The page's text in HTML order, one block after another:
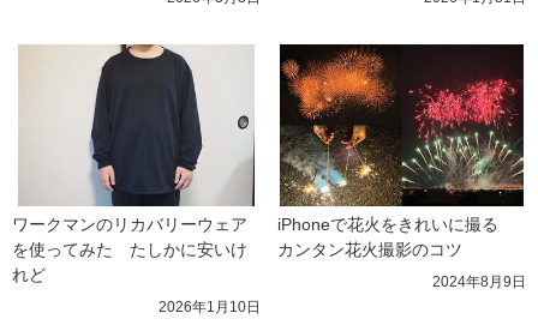
ワークマンのリカバリーウェア
を使ってみた　たしかに安いけ
れど
2026年1月10日
iPhoneで花火をきれいに撮る
カンタン花火撮影のコツ
2024年8月9日